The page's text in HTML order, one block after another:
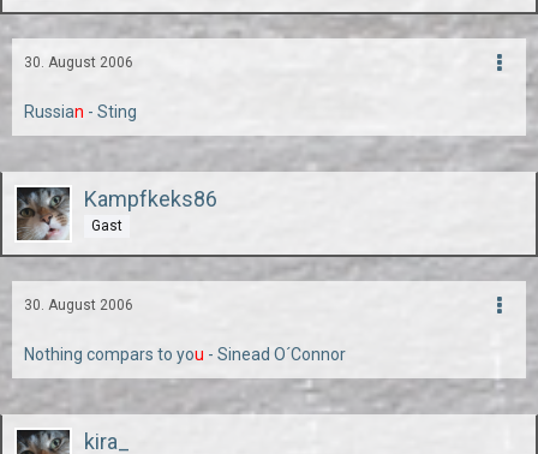
30. August 2006
Russian - Sting
Kampfkeks86
Gast
30. August 2006
Nothing compars to you - Sinead O´Connor
kira_